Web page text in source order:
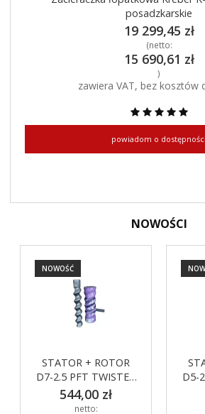
posadzkarskie
19 299,45 zł
(netto:
15 690,61 zł
)
zawiera VAT, bez kosztów
powiadom o dostępności
NOWOŚCI
STATOR + ROTOR
D7-2.5 PFT TWISTER
fiolet
544,00 zł
netto:
NOWOŚĆ
D5-